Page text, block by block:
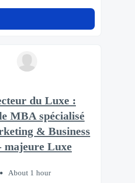
du Luxe :
MBA spécialisé
& Business
majeure Luxe
About 1 hour